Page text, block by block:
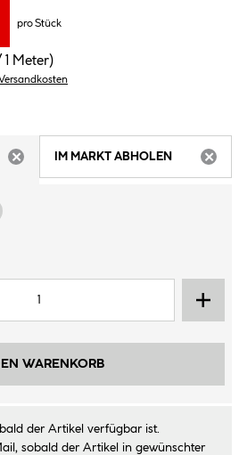
pro Stück
Meter)
IM MARKT ABHOLEN
WARENKORB
der Artikel verfügbar ist.
sobald der Artikel in gewünschter